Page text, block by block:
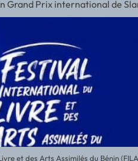
Grand Prix international de
et des Arts Assimilés du Bénin